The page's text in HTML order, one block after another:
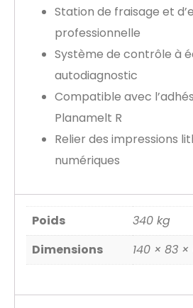
Station de fraisage et
professionnelle
Système de contrôle à
autodiagnostic
Compatible avec
Planamelt R
Relier des impressions
numériques
Poids
340 kg
Dimensions
140 × 83